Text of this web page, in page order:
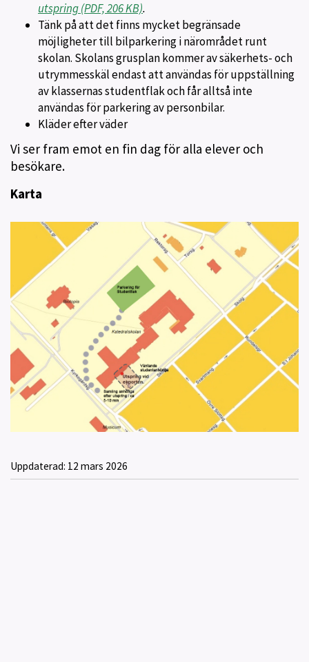
utspring (PDF, 206 KB).
Tänk på att det finns mycket begränsade
möjligheter till bilparkering i närområdet runt
skolan. Skolans grusplan kommer av säkerhets- och
utrymmesskäl endast att användas för uppställning
av klassernas studentflak och får alltså inte
användas för parkering av personbilar.
Kläder efter väder
Vi ser fram emot en fin dag för alla elever och
besökare.
Karta
Uppdaterad: 12 mars 2026